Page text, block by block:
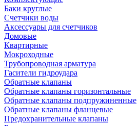
Баки круглые
Счетчики воды
Аксессуары для счетчиков
Домовые
Квартирные
Мокроходные
Трубопроводная арматура
Гасители гидроудара
Обратные клапаны
Обратные клапаны горизонтальные
Обратные клапаны подпружиненные
Обратные клапаны фланцевые
Предохранительные клапаны